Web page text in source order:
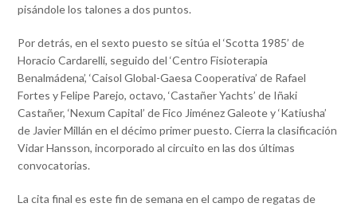
pisándole los talones a dos puntos.
Por detrás, en el sexto puesto se sitúa el ‘Scotta 1985’ de
Horacio Cardarelli, seguido del ‘Centro Fisioterapia
Benalmádena’, ‘Caisol Global-Gaesa Cooperativa’ de Rafael
Fortes y Felipe Parejo, octavo, ‘Castañer Yachts’ de Iñaki
Castañer, ‘Nexum Capital’ de Fico Jiménez Galeote y ‘Katiusha’
de Javier Millán en el décimo primer puesto. Cierra la clasificación
Vidar Hansson, incorporado al circuito en las dos últimas
convocatorias.
La cita final es este fin de semana en el campo de regatas de